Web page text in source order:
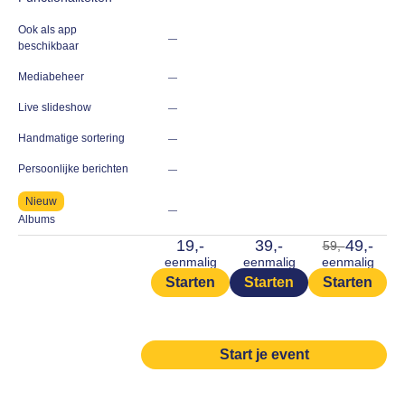
Ook als app
beschikbaar
—
Mediabeheer —
Live slideshow —
Handmatige sortering —
Persoonlijke berichten —
Nieuw
Albums
—
19,-
eenmalig
Starten
39,-
eenmalig
Starten
59,-49,-
eenmalig
Starten
Start je event